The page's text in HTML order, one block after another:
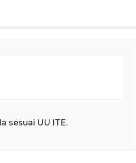
sesuai UU ITE.